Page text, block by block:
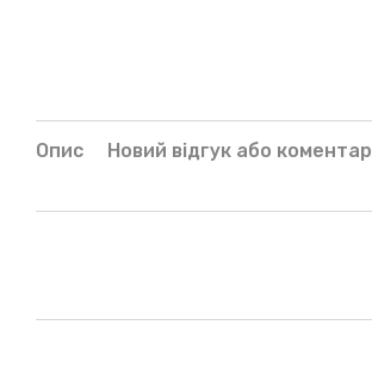
Опис Новий відгук або коментар